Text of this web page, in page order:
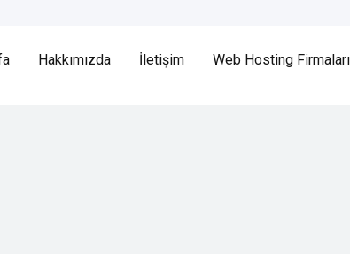
Hakkımızda İletişim Web Hosting Firmaları